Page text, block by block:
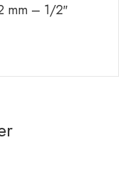
mm – 1/2″